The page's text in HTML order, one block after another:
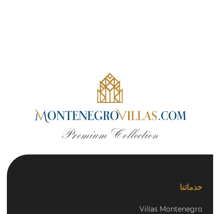
خدماتنا
Villas Montenegro